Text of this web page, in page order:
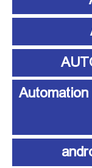
آموزش اتوماسیون صنعتی Automation